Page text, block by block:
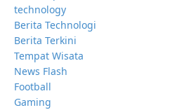
technology
Berita Technologi
Berita Terkini
Tempat Wisata
News Flash
Football
Gaming